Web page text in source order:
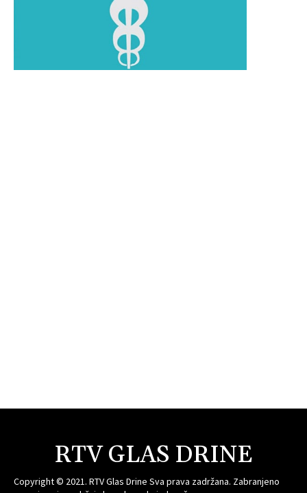
RTV GLAS DRINE
Copyright © 2021. RTV Glas Drine Sva prava zadržana. Zabranjeno